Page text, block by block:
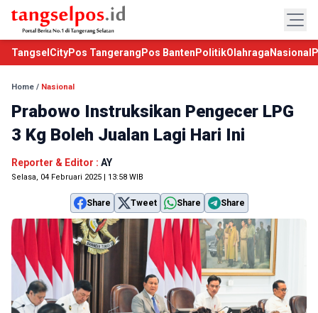
TangselCityPos Tangerang Pos Banten PolitikOlahraga Nasional
Home / Nasional
Prabowo Instruksikan Pengecer LPG
3 Kg Boleh Jualan Lagi Hari Ini
Reporter & Editor : AY
Selasa, 04 Februari 2025 | 13:58 WIB
Share Tweet Share Share